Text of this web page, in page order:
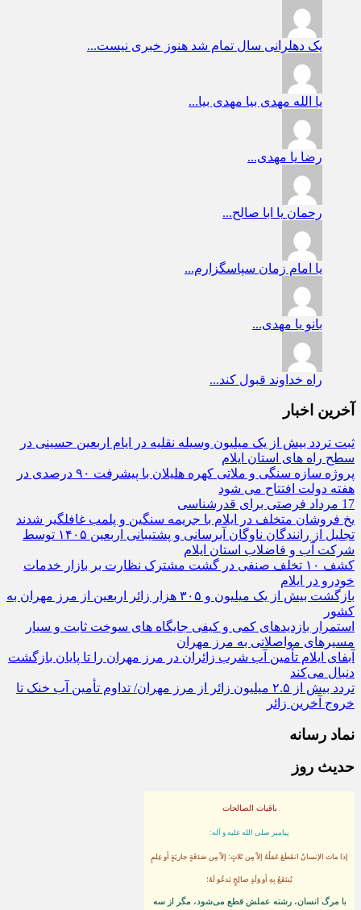
یک دهلرانی سال تمام شد هنوز خبری نیست...
یا الله مهدی بیا مهدی بیا...
رضا یا مهدی...
رحمان یا ابا صالح...
یا امام زمان سپاسگزارم...
بانو یا مهدی...
راه خداوند قبول کند...
آخرین اخبار
ثبت تردد بیش از یک میلیون وسیله نقلیه در ایام اربعین حسینی در
سطح راه‌ های استان ایلام
پروژه سازه سنگی و ملاتی کهره هلیلان با پیشرفت ۹۰ درصدی در
هفته دولت افتتاح می شود
17 مرداد فرصتی برای قدرشناسی
یخ‌ فروشان متخلف در ایلام با جریمه سنگین و پلمب غافلگیر شدند
تجلیل از رانندگان ناوگان آبرسانی و پشتیبانی اربعین ۱۴۰۵ توسط
شرکت آب و فاضلاب استان ایلام
کشف ۱۰ تخلف صنفی در گشت مشترک نظارت بر بازار خدمات
خودرو در ایلام
بازگشت بیش از یک میلیون و ۳۰۵ هزار زائر اربعین از مرز مهران به
کشور
استمرار بازدیدهای کمی و کیفی جایگاه‌ های سوخت ثابت و سیار
مسیرهای مواصلاتی به مرز مهران
آبفای ایلام تأمین آب شرب زائران در مرز مهران را تا پایان بازگشت
دنبال می‌کند
تردد بیش از ۲.۵ میلیون زائر از مرز مهران/ تداوم تأمین آب خنک تا
خروج آخرین زائر
نماد رسانه
حدیث روز
باقیات الصالحات
پيامبر صلى‏ الله‏ عليه ‏و‏ آله:
إذا ماتَ الإنسانُ انقَطَعَ عَمَلُهُ إلاّ مِن ثَلاثٍ: إلاّ مِن صَدَقَةٍ جاريَةٍ أو عِلمٍ
يُنتَفَعُ بِهِ أو وَلَدٍ صالِحٍ يَدعُو لَهُ؛
با مرگ انسان، رشته عملش قطع مى‌شود، مگر از سه